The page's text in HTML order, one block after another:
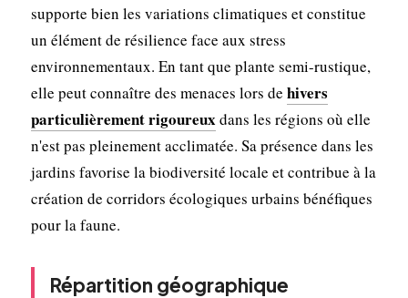
supporte bien les variations climatiques et constitue
un élément de résilience face aux stress
environnementaux. En tant que plante semi-rustique,
elle peut connaître des menaces lors de hivers
particulièrement rigoureuxdans les régions où elle
n'est pas pleinement acclimatée. Sa présence dans les
jardins favorise la biodiversité locale et contribue à la
création de corridors écologiques urbains bénéfiques
pour la faune.
Répartition géographique